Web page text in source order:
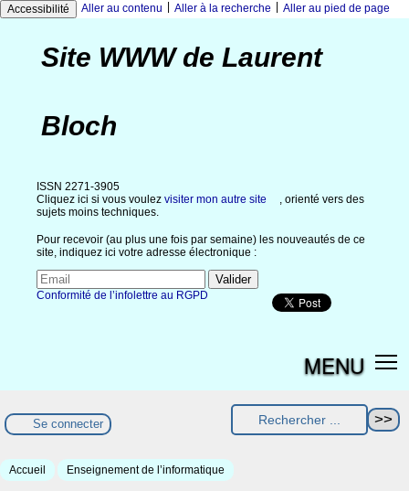
Accessibilité Aller au contenu Aller à la recherche Aller au pied de page
Site WWW de Laurent
Bloch
ISSN 2271-3905
Cliquez ici si vous voulez visiter mon autre site
, orienté vers des
sujets moins techniques.
Pour recevoir (au plus une fois par semaine) les nouveautés de ce
site, indiquez ici votre adresse électronique :
Conformité de l’infolettre au RGPD
MENU
Se connecter
Accueil Enseignement de l’informatique